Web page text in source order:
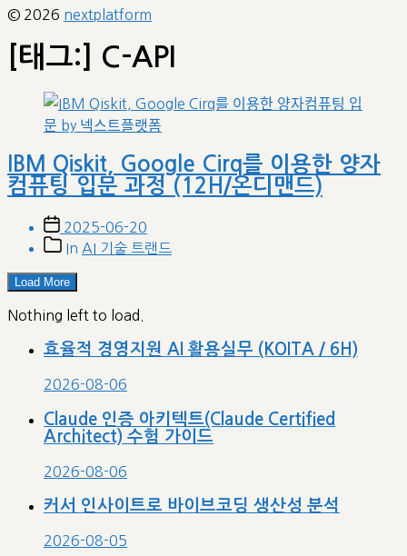
© 2026 nextplatform
[태그:] C-API
IBM Qiskit, Google Cirq를 이용한 양자
컴퓨팅 입문 과정 (12H/온디맨드)
Post
date
2025-06-20
PostIn AI 기술 트랜드
Load More
Nothing left to load.
효율적 경영지원 AI 활용실무 (KOITA / 6H)
2026-08-06
Claude 인증 아키텍트(Claude Certified
Architect) 수험 가이드
2026-08-06
커서 인사이트로 바이브코딩 생산성 분석
2026-08-05